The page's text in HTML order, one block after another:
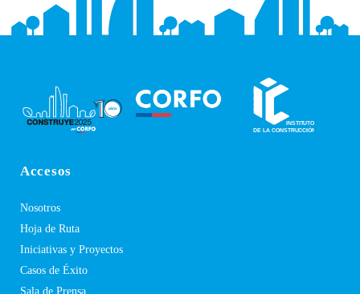
Accesos
Nosotros
Hoja de Ruta
Iniciativas y Proyectos
Casos de Éxito
Sala de Prensa